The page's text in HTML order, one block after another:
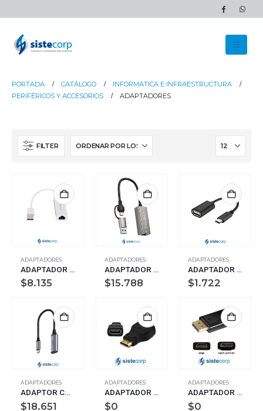
PORTADA CATÁLOGO
INFORMATICA E INFRAESTRUCTURA
PERIFÉRICOS Y ACCESORIOS
ADAPTADORES
FILTER
ADAPTADORES
ADAPTADOR DE RED USB-A A RJ45 NM-C59
$8.135
ADAPTADORES
ADAPTADOR DE RED GENERICO USB A/TIPO C A RJ5
$15.788
ADAPTADORES
ADAPTADOR TIPO C (M) A USB 2.0 (H) OTG NETMAK (NM-C10)
$1.722
ADAPTADORES
ADAPTOR CUDY USB-C A HDMI 4K G0HZ
$18.651
ADAPTADORES
ADAPTADOR HDMI MINI A HDMI – M A H – 09-007 – INTCO
$0
ADAPTADORES
ADAPTADOR DISPLAYPORT A HDMI – M A H – HDMI 1.4 – 06-009 – INT.CO
$0